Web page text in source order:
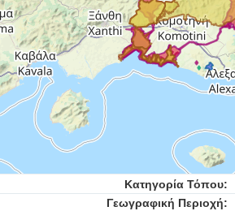
Κατηγορία Τόπου:
Γεωγραφική Περιοχή: